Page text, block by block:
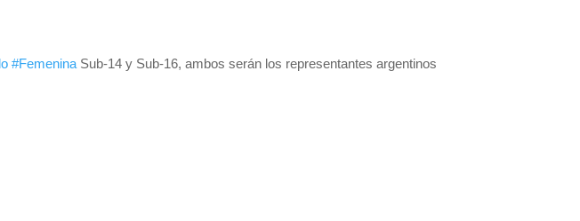
#Femenina Sub-14 y Sub-16, ambos serán los representantes argentinos